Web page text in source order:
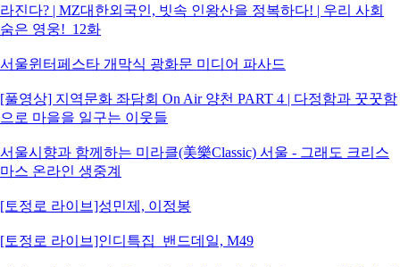
라진다? | MZ대한외국인, 빗속 인왕산을 정복하다! | 우리 사회
숨은 영웅!_12화
서울윈터페스타 개막식 광화문 미디어 파사드
[풀영상] 지역문화 좌담회 On Air 양천 PART 4 | 다정함과 꿋꿋함
으로 마을을 일구는 이웃들
서울시향과 함께하는 미라클(美樂Classic) 서울 - 그래도 크리스
마스 온라인 생중계
[토정로 라이브]성민제, 이정봉
[토정로 라이브]인디특집_밴드데일, M49